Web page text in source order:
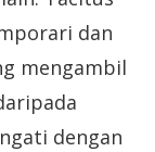
dan
mengambil
dengan